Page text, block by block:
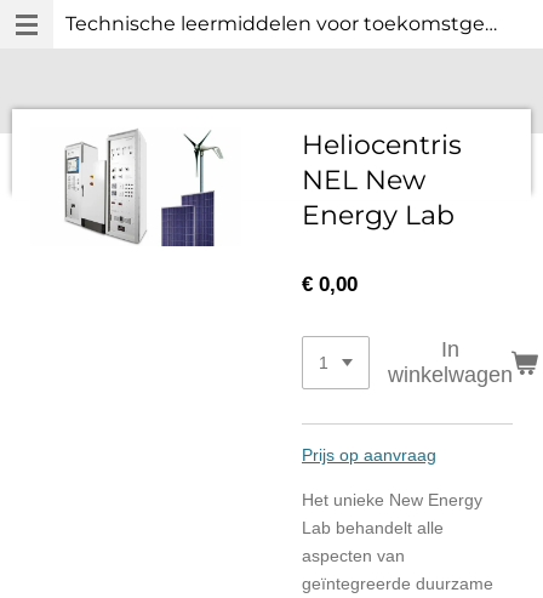
Ga
direct
de
hoofdinhoud
Technische leermiddelen voor toekomstgericht technisch onderwijs.
Heliocentris
NEL New
Energy Lab
€ 0,00
In
winkelwagen
Prijs op aanvraag
Het unieke New Energy
Lab behandelt alle
aspecten van
geïntegreerde duurzame